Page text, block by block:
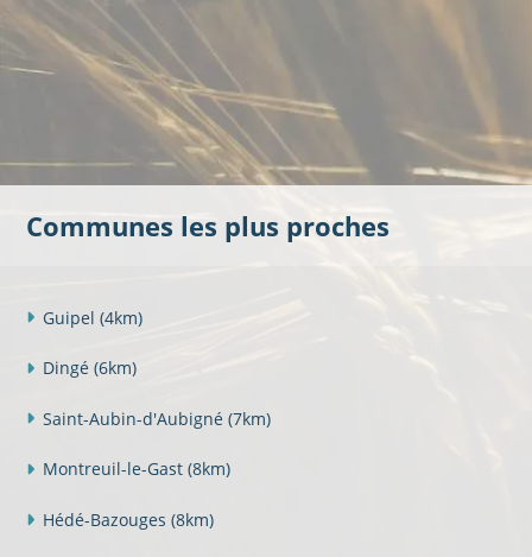
Communes les plus proches
Guipel (4km)
Dingé (6km)
Saint-Aubin-d'Aubigné (7km)
Montreuil-le-Gast (8km)
Hédé-Bazouges (8km)